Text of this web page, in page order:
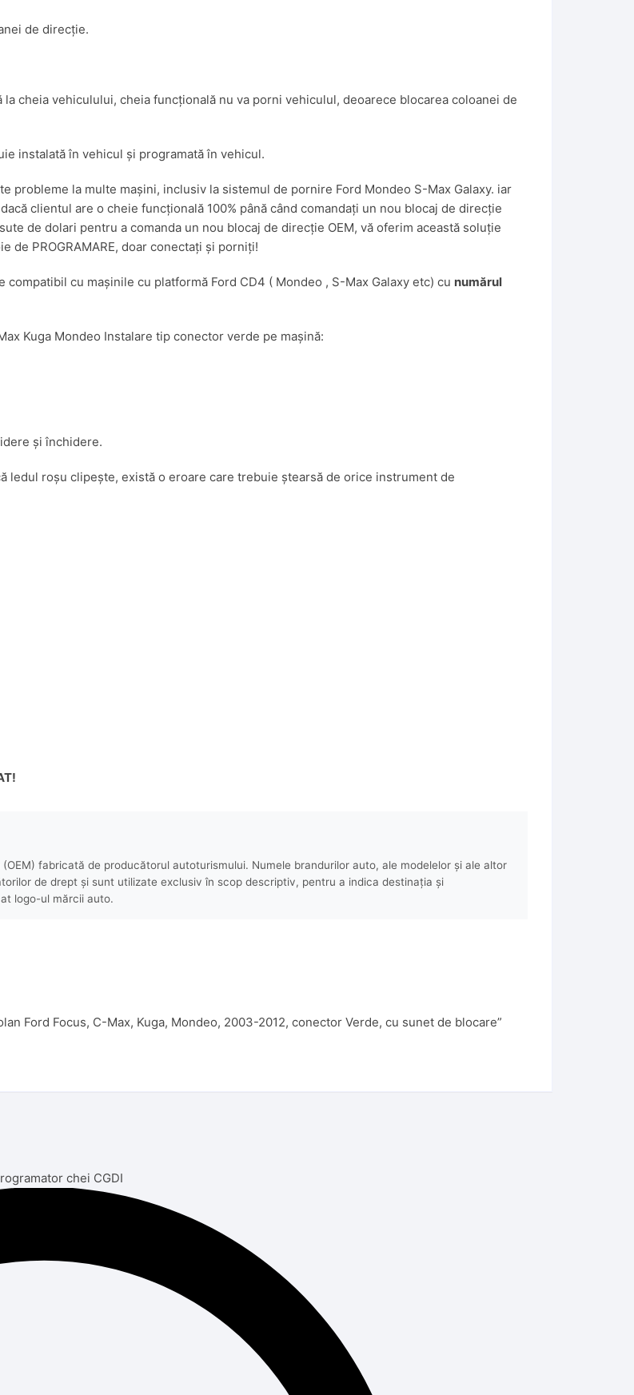
de direcție.
cheia vehiculului, cheia funcțională nu va porni vehiculul, deoarece blocarea coloanei de
instalată în vehicul și programată în vehicul.
probleme la multe mașini, inclusiv la sistemul de pornire Ford Mondeo S-Max Galaxy. iar
clientul are o cheie funcțională 100% până când comandați un nou blocaj de direcție
de dolari pentru a comanda un nou blocaj de direcție OEM, vă oferim această soluție
de PROGRAMARE, doar conectați și porniți!
cu mașinile cu platformă Ford CD4 ( Mondeo , S-Max Galaxy etc) cu numărul
Kuga Mondeo Instalare tip conector verde pe mașină:
și închidere.
ledul roșu clipește, există o eroare care trebuie ștearsă de orice instrument de
fabricată de producătorul autoturismului. Numele brandurilor auto, ale modelelor și ale altor
de drept și sunt utilizate exclusiv în scop descriptiv, pentru a indica destinația și
logo-ul mărcii auto.
Ford Focus, C-Max, Kuga, Mondeo, 2003-2012, conector Verde, cu sunet de blocare”